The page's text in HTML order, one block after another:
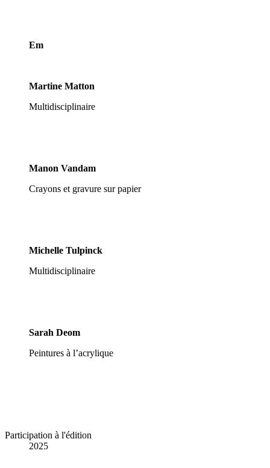
Em
Martine Matton
Multidisciplinaire
Manon Vandam
Crayons et gravure sur papier
Michelle Tulpinck
Multidisciplinaire
Sarah Deom
Peintures à l’acrylique
Participation à l'édition
2025